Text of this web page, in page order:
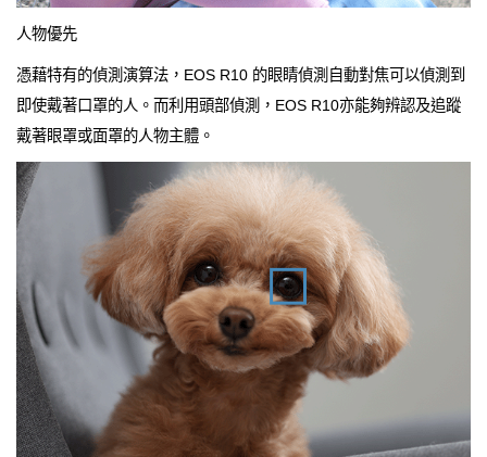
人物優先
憑藉特有的偵測演算法，EOS R10 的眼睛偵測自動對焦可以偵測到
即使戴著口罩的人。而利用頭部偵測，EOS R10亦能夠辨認及追蹤
戴著眼罩或面罩的人物主體。